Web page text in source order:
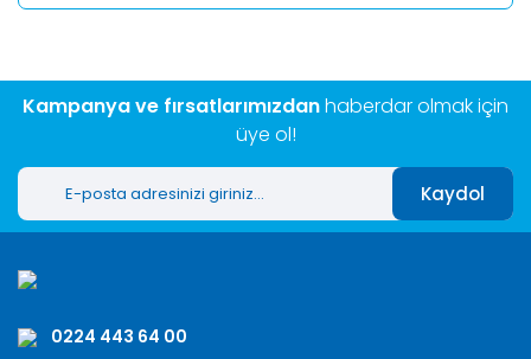
Kampanya ve fırsatlarımızdanhaberdar olmak için
üye ol!
Kaydol
0224 443 64 00